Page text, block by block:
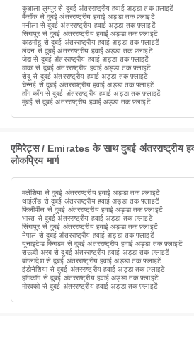
कुआला लुम्पुर से दुबई अंतरराष्ट्रीय हवाई अड्डा तक फ़्लाइटें
बैंकॉक से दुबई अंतरराष्ट्रीय हवाई अड्डा तक फ़्लाइटें
मनीला से दुबई अंतरराष्ट्रीय हवाई अड्डा तक फ़्लाइटें
सिंगापुर से दुबई अंतरराष्ट्रीय हवाई अड्डा तक फ़्लाइटें
काठमांडू से दुबई अंतरराष्ट्रीय हवाई अड्डा तक फ़्लाइटें
लंदन से दुबई अंतरराष्ट्रीय हवाई अड्डा तक फ़्लाइटें
जेद्दा से दुबई अंतरराष्ट्रीय हवाई अड्डा तक फ़्लाइटें
ढाका से दुबई अंतरराष्ट्रीय हवाई अड्डा तक फ़्लाइटें
सेबू से दुबई अंतरराष्ट्रीय हवाई अड्डा तक फ़्लाइटें
चेन्नई से दुबई अंतरराष्ट्रीय हवाई अड्डा तक फ़्लाइटें
हाँग काँग से दुबई अंतरराष्ट्रीय हवाई अड्डा तक फ़्लाइटें
मुंबई से दुबई अंतरराष्ट्रीय हवाई अड्डा तक फ़्लाइटें
एमिरेट्स / Emirates के साथ दुबई अंतरराष्ट्रीय
लोकप्रिय मार्ग
मलेशिया से दुबई अंतरराष्ट्रीय हवाई अड्डा तक फ़्लाइटें
थाईलैंड से दुबई अंतरराष्ट्रीय हवाई अड्डा तक फ़्लाइटें
फिलीपींस से दुबई अंतरराष्ट्रीय हवाई अड्डा तक फ़्लाइटें
भारत से दुबई अंतरराष्ट्रीय हवाई अड्डा तक फ़्लाइटें
सिंगापुर से दुबई अंतरराष्ट्रीय हवाई अड्डा तक फ़्लाइटें
नेपाल से दुबई अंतरराष्ट्रीय हवाई अड्डा तक फ़्लाइटें
यूनाइटेड किंगडम से दुबई अंतरराष्ट्रीय हवाई अड्डा तक फ़्लाइटें
सऊदी अरब से दुबई अंतरराष्ट्रीय हवाई अड्डा तक फ़्लाइटें
बांग्लादेश से दुबई अंतरराष्ट्रीय हवाई अड्डा तक फ़्लाइटें
इंडोनेशिया से दुबई अंतरराष्ट्रीय हवाई अड्डा तक फ़्लाइटें
हॉगकॉग से दुबई अंतरराष्ट्रीय हवाई अड्डा तक फ़्लाइटें
मोरक्को से दुबई अंतरराष्ट्रीय हवाई अड्डा तक फ़्लाइटें